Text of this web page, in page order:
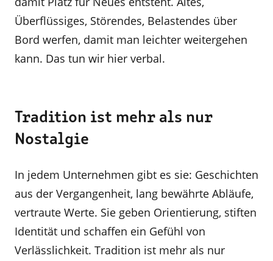
Überflüssiges, Störendes, Belastendes über
Bord werfen, damit man leichter weitergehen
kann. Das tun wir hier verbal.
Tradition ist mehr als nur
Nostalgie
In jedem Unternehmen gibt es sie: Geschichten
aus der Vergangenheit, lang bewährte Abläufe,
vertraute Werte. Sie geben Orientierung, stiften
Identität und schaffen ein Gefühl von
Verlässlichkeit. Tradition ist mehr als nur